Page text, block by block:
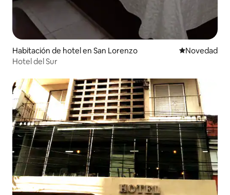
Habitación de hotel en San Lorenzo Lugar para
Novedad
Hotel del Sur